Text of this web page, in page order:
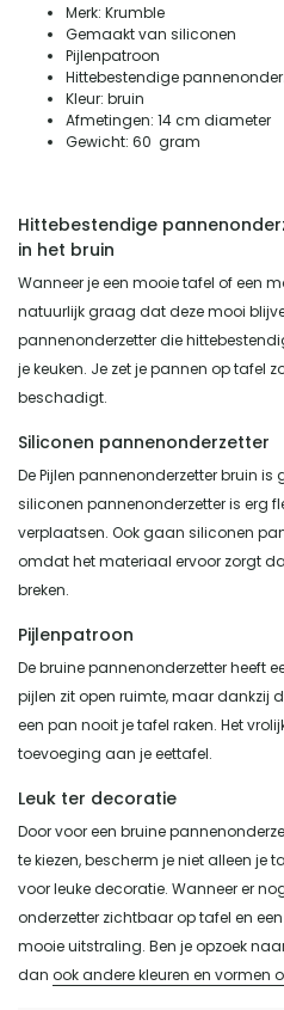
Merk: Krumble
Gemaakt van siliconen
Pijlenpatroon
Hittebestendige
Kleur: bruin
Afmetingen: 14 cm diameter
Gewicht: 60 gram
Hittebestendige
in het bruin
Wanneer je een mooie tafel of een
natuurlijk graag dat deze mooi
pannenonderzetter die
je keuken. Je zet je pannen op tafel
beschadigt.
Siliconen pannenonderzetter
De Pijlen pannenonderzetter bruin
siliconen pannenonderzetter is erg
verplaatsen. Ook gaan siliconen
omdat het materiaal ervoor zorgt
breken.
Pijlenpatroon
De bruine pannenonderzetter heeft
pijlen zit open ruimte, maar dankzij
een pan nooit je tafel raken. Het
toevoeging aan je eettafel.
Leuk ter decoratie
Door voor een bruine
te kiezen, bescherm je niet alleen je
voor leuke decoratie. Wanneer er
onderzetter zichtbaar op tafel en
mooie uitstraling. Ben je opzoek
dan ook andere kleuren en vormen